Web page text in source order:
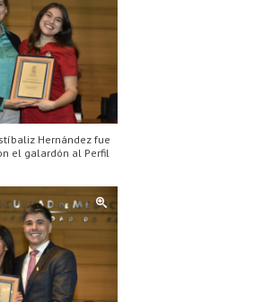
Hernández fue
el galardón al Perfil